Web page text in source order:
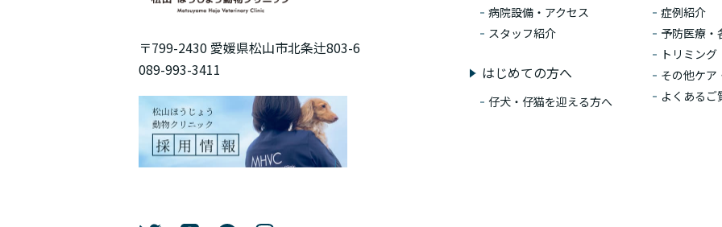
〒799-2430 愛媛県松山市北条辻803-6
089-993-3411
病院設備・アクセス
スタッフ紹介
はじめての方へ
仔犬・仔猫を迎える方へ
症例紹介
予防医療・
トリミング
その他ケア
よくあるご